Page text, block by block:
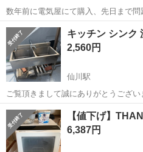
数年前に電気屋にて購入、先日まで問
壊れてはいないのですが、スペース
方がいればお譲りします。
東京 調布市 キ
キッチン シンク
2,560円
仙川駅
ご覧頂きまして誠にありがとうござい
ルショップをしております。 コレクター様からの買取、引き取り商品
を主に取り扱っております。 商品内容 ・画像にあるセット全てです。
階段で3Fにありま...
東京 調布市 仙川駅 キッ
【値下げ】
6,387円